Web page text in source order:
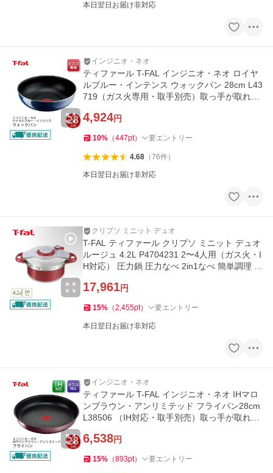
本日翌日お届け非対応
インジニオ・ネオ
ティファール T-FAL インジニオ・ネオ ロイヤ
ルブルー・インテンス ウォックパン 28cm L43
719（ガス火専用・取手別売）取っ手が取れる
4,924円
10% （447pt） 要エントリー
4.68（76件）
本日翌日お届け非対応
クリプソ ミニット デュオ
T-FAL ティファール クリプソ ミニット デュオ
ルージュ 4.2L P4704231 2〜4人用（ガス火・I
H対応） 圧力鍋 圧力なべ 2in1なべ 簡単調理 時
17,961円
15% （2,455pt） 要エントリー
本日翌日お届け非対応
インジニオ・ネオ
ティファール T-FAL インジニオ・ネオ IHマロ
ンブラウン・アンリミテッド フライパン28cm
L38506 （IH対応・取手別売）取っ手が取れる
6,538円
15% （893pt） 要エントリー